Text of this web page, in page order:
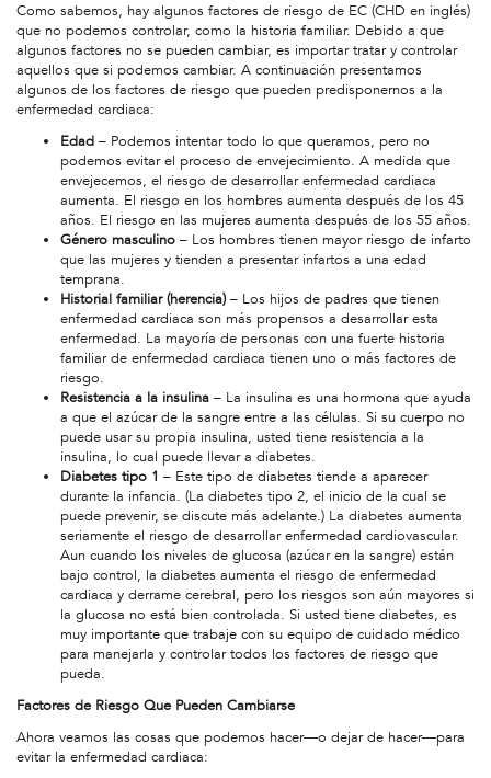
Como sabemos, hay algunos factores de riesgo de EC (CHD en inglés)
que no podemos controlar, como la historia familiar. Debido a que
algunos factores no se pueden cambiar, es importar tratar y controlar
aquellos que si podemos cambiar. A continuación presentamos
algunos de los factores de riesgo que pueden predisponernos a la
enfermedad cardiaca:
Edad – Podemos intentar todo lo que queramos, pero no
podemos evitar el proceso de envejecimiento. A medida que
envejecemos, el riesgo de desarrollar enfermedad cardiaca
aumenta. El riesgo en los hombres aumenta después de los 45
años. El riesgo en las mujeres aumenta después de los 55 años.
Género masculino – Los hombres tienen mayor riesgo de infarto
que las mujeres y tienden a presentar infartos a una edad
temprana.
Historial familiar (herencia)– Los hijos de padres que tienen
enfermedad cardiaca son más propensos a desarrollar esta
enfermedad. La mayoría de personas con una fuerte historia
familiar de enfermedad cardiaca tienen uno o más factores de
riesgo.
Resistencia a la insulina – La insulina es una hormona que ayuda
a que el azúcar de la sangre entre a las células. Si su cuerpo no
puede usar su propia insulina, usted tiene resistencia a la
insulina, lo cual puede llevar a diabetes.
Diabetes tipo 1 – Este tipo de diabetes tiende a aparecer
durante la infancia. (La diabetes tipo 2, el inicio de la cual se
puede prevenir, se discute más adelante.) La diabetes aumenta
seriamente el riesgo de desarrollar enfermedad cardiovascular.
Aun cuando los niveles de glucosa (azúcar en la sangre) están
bajo control, la diabetes aumenta el riesgo de enfermedad
cardiaca y derrame cerebral, pero los riesgos son aún mayores si
la glucosa no está bien controlada. Si usted tiene diabetes, es
muy importante que trabaje con su equipo de cuidado médico
para manejarla y controlar todos los factores de riesgo que
pueda.
Factores de Riesgo Que Pueden Cambiarse
Ahora veamos las cosas que podemos hacer—o dejar de hacer—para
evitar la enfermedad cardiaca: